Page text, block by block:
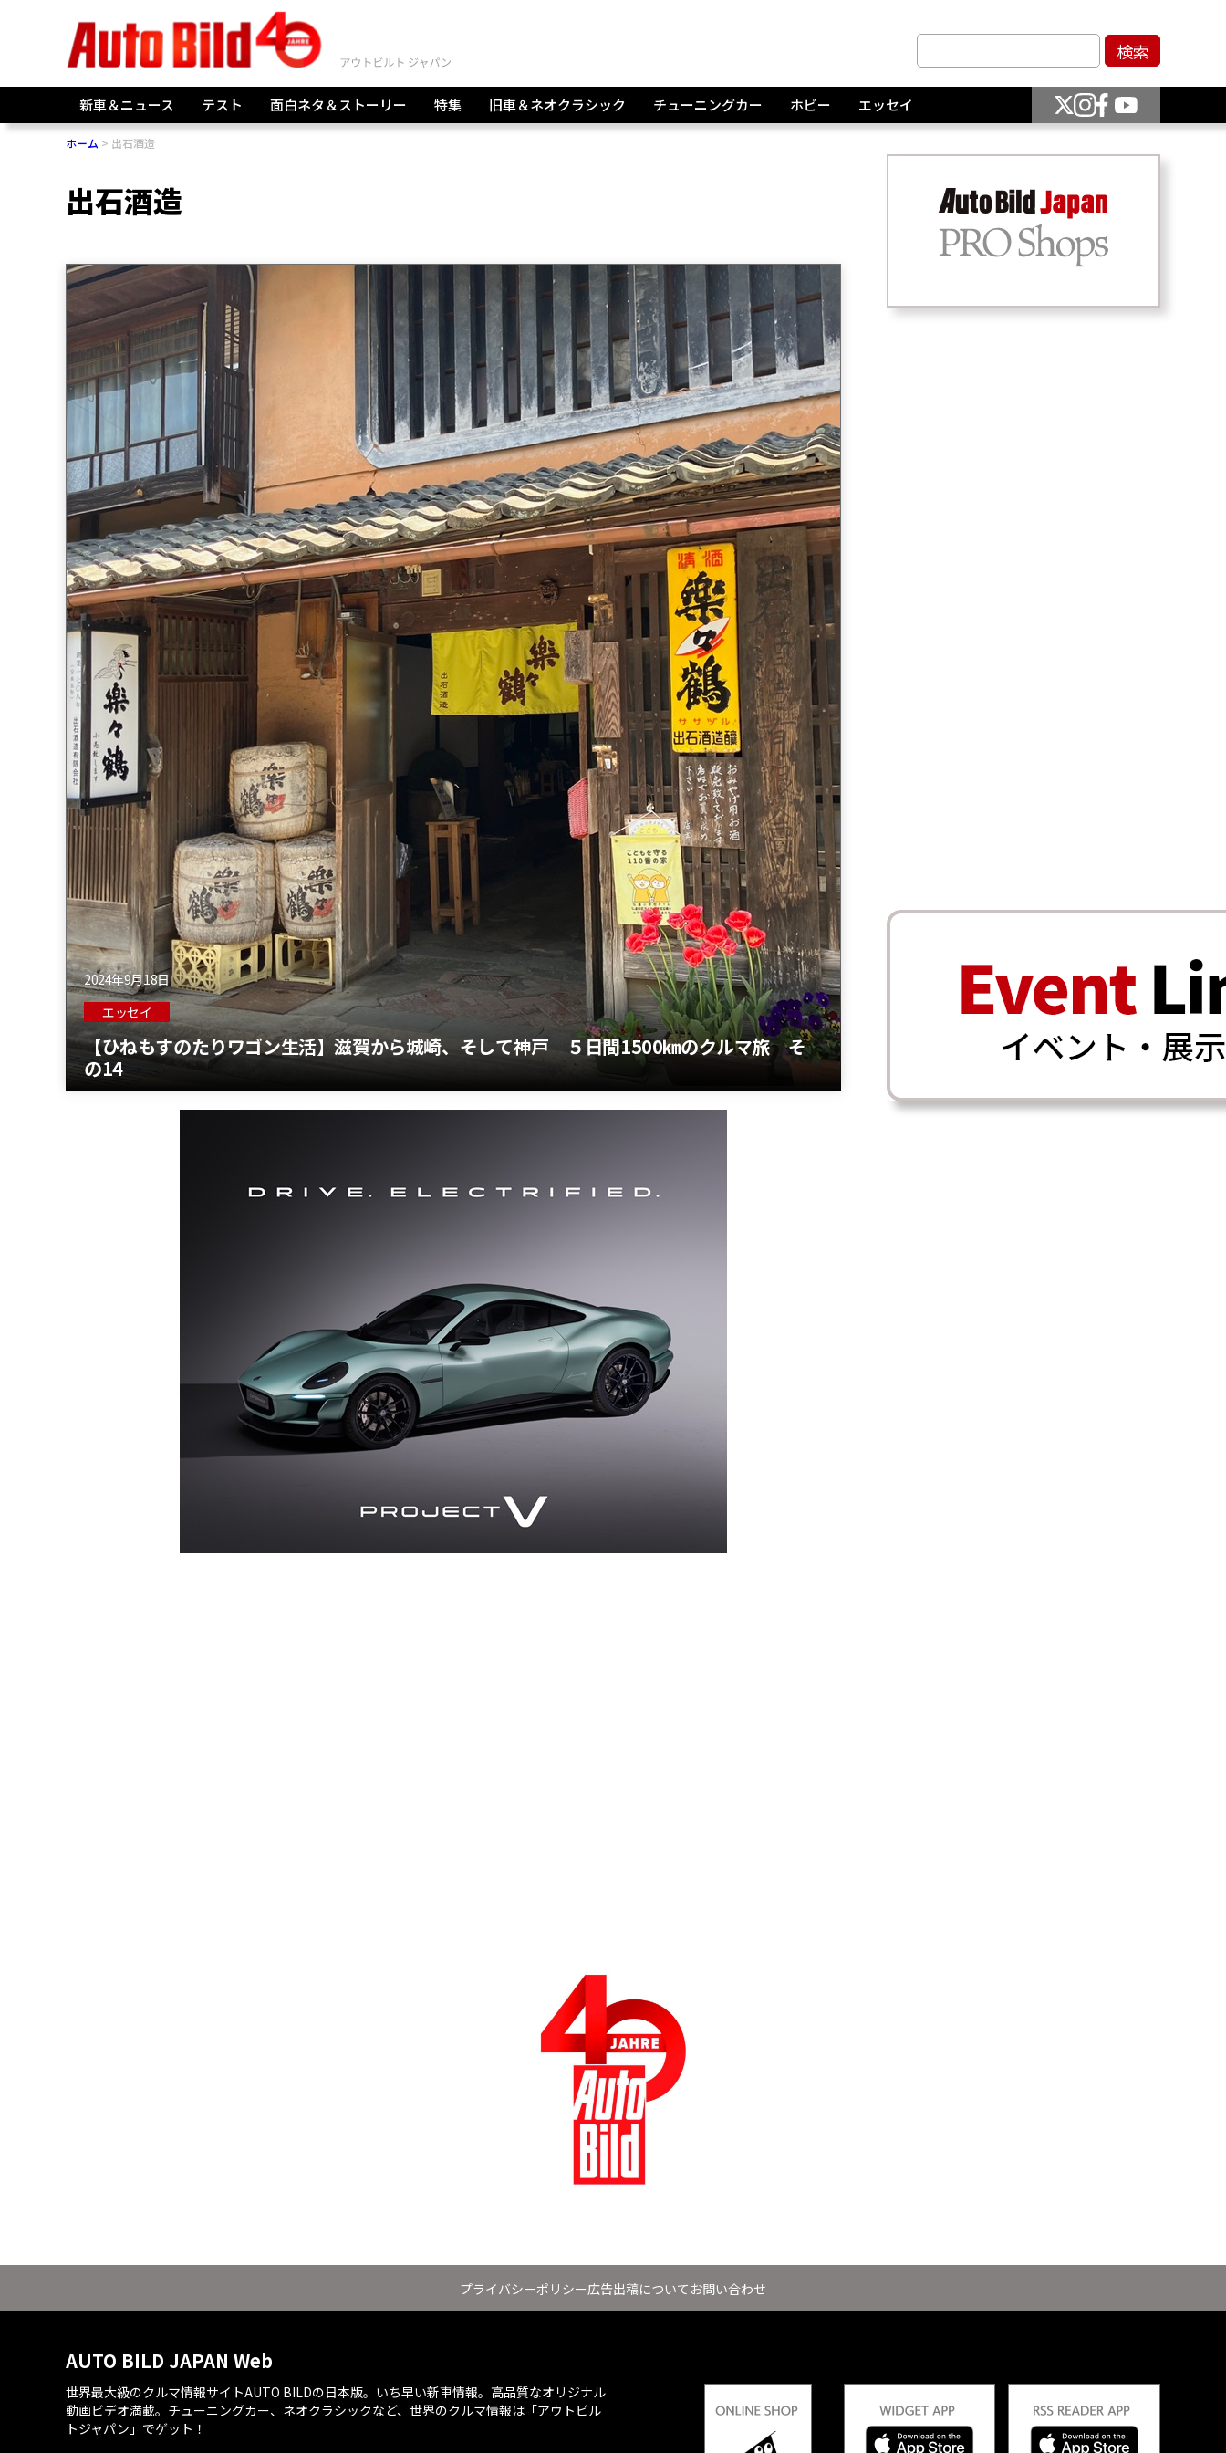
新車＆ニュース テスト 面白ネタ＆ストーリー 特集 旧車＆ネオクラシック チューニングカー ホビー エッセイ
ホーム 出石酒造
出石酒造
2024年9月18日
エッセイ
【ひねもすのたりワゴン生活】滋賀から城崎、そして神戸 ５日間1500㎞のクルマ旅 そ
の14
プライバシーポリシー広告出稿について お問い合わせ
AUTO BILD JAPAN Web
世界最大級のクルマ情報サイトAUTO BILDの日本版。いち早い新車情報。高品質なオリジナル
動画ビデオ満載。チューニングカー、ネオクラシックなど、世界のクルマ情報は「アウトビル
トジャパン」でゲット！